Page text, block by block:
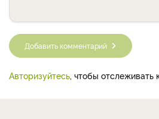
Добавить комментарий
Авторизуйтесь , чтобы отслеживать